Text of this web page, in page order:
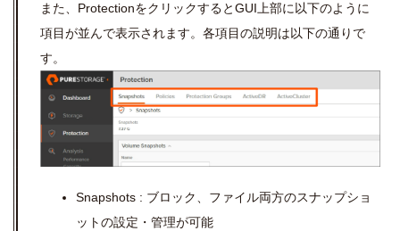
また、ProtectionをクリックするとGUI上部に以下のように
項目が並んで表示されます。各項目の説明は以下の通りで
す。
Snapshots : ブロック、ファイル両方のスナップショ
ットの設定・管理が可能